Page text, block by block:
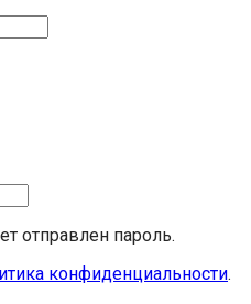
отправлен пароль.
конфиденциальности.